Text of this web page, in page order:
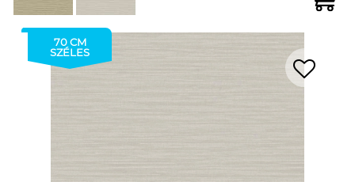
70 CM
SZÉLES